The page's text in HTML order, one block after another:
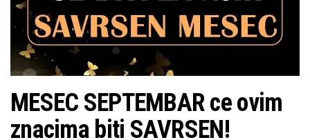
MESEC SEPTEMBAR ce ovim
znacima biti SAVRSEN!